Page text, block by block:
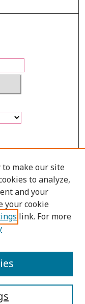
to make our site
to analyze,
and your
your cookie
link. For more